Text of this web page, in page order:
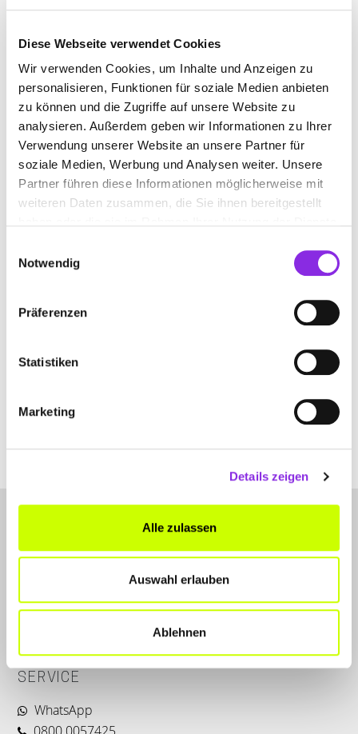
Diese Webseite verwendet Cookies
Wir verwenden Cookies, um Inhalte und Anzeigen zu
personalisieren, Funktionen für soziale Medien anbieten
zu können und die Zugriffe auf unsere Website zu
analysieren. Außerdem geben wir Informationen zu Ihrer
Verwendung unserer Website an unsere Partner für
soziale Medien, Werbung und Analysen weiter. Unsere
Partner führen diese Informationen möglicherweise mit
weiteren Daten zusammen, die Sie ihnen bereitgestellt
Notwendig
Präferenzen
Statistiken
Marketing
Details zeigen
Alle zulassen
Auswahl erlauben
Ablehnen
CONTAINERDIENST
Suchen nach
Finden
BUCHER GMBH HANDEL RECYCLING
Kinheimer Straße 10
Kontakt
SERVICE
WhatsApp